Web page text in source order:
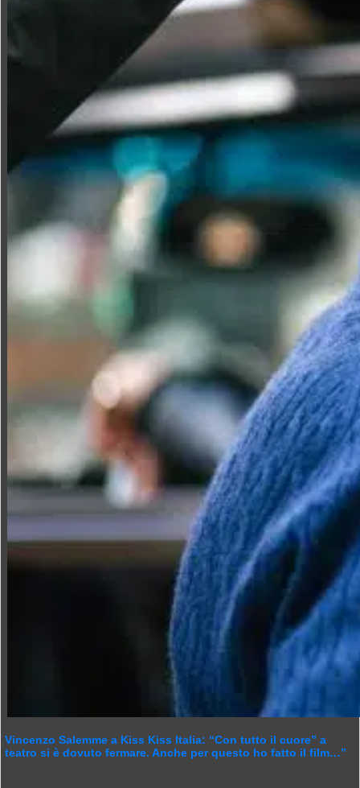
Vincenzo Salemme a Kiss Kiss Italia: “Con tutto il cuore” a
teatro si è dovuto fermare. Anche per questo ho fatto il film…”